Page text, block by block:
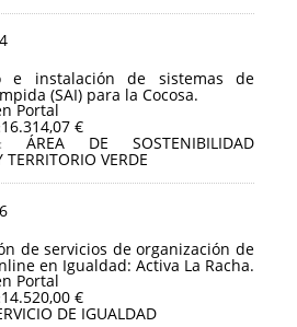
e instalación de sistemas de
(SAI) para la Cocosa.
Portal
16.314,07 €
ÁREA DE SOSTENIBILIDAD
VERDE
de servicios de organización de
en Igualdad: Activa La Racha.
Portal
14.520,00 €
DE IGUALDAD